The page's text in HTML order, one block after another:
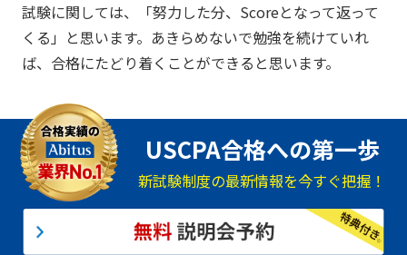
試験に関しては、「努力した分、Scoreとなって返って
くる」と思います。あきらめないで勉強を続けていれ
ば、合格にたどり着くことができると思います。
USCPA合格への第一歩
新試験制度の最新情報を今すぐ把握！